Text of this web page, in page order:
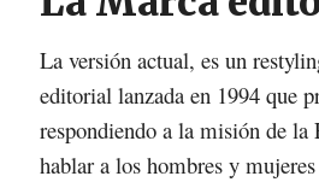
La versión actual, es un
editorial lanzada en 1994 que
respondiendo a la misión de la
hablar a los hombres y